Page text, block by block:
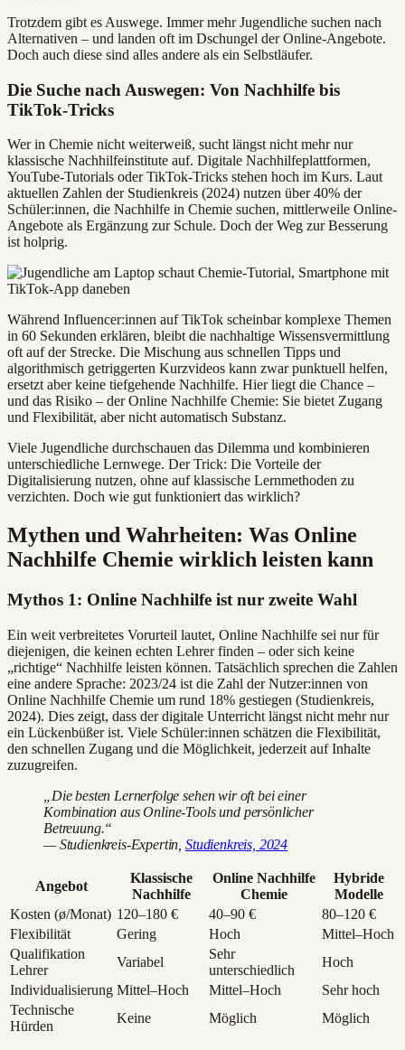
Trotzdem gibt es Auswege. Immer mehr Jugendliche suchen nach
Alternativen – und landen oft im Dschungel der Online-Angebote.
Doch auch diese sind alles andere als ein Selbstläufer.
Die Suche nach Auswegen: Von Nachhilfe bis
TikTok-Tricks
Wer in Chemie nicht weiterweiß, sucht längst nicht mehr nur
klassische Nachhilfeinstitute auf. Digitale Nachhilfeplattformen,
YouTube-Tutorials oder TikTok-Tricks stehen hoch im Kurs. Laut
aktuellen Zahlen der Studienkreis (2024) nutzen über 40% der
Schüler:innen, die Nachhilfe in Chemie suchen, mittlerweile Online-
Angebote als Ergänzung zur Schule. Doch der Weg zur Besserung
ist holprig.
Während Influencer:innen auf TikTok scheinbar komplexe Themen
in 60 Sekunden erklären, bleibt die nachhaltige Wissensvermittlung
oft auf der Strecke. Die Mischung aus schnellen Tipps und
algorithmisch getriggerten Kurzvideos kann zwar punktuell helfen,
ersetzt aber keine tiefgehende Nachhilfe. Hier liegt die Chance –
und das Risiko – der Online Nachhilfe Chemie: Sie bietet Zugang
und Flexibilität, aber nicht automatisch Substanz.
Viele Jugendliche durchschauen das Dilemma und kombinieren
unterschiedliche Lernwege. Der Trick: Die Vorteile der
Digitalisierung nutzen, ohne auf klassische Lernmethoden zu
verzichten. Doch wie gut funktioniert das wirklich?
Mythen und Wahrheiten: Was Online
Nachhilfe Chemie wirklich leisten kann
Mythos 1: Online Nachhilfe ist nur zweite Wahl
Ein weit verbreitetes Vorurteil lautet, Online Nachhilfe sei nur für
diejenigen, die keinen echten Lehrer finden – oder sich keine
„richtige“ Nachhilfe leisten können. Tatsächlich sprechen die Zahlen
eine andere Sprache: 2023/24 ist die Zahl der Nutzer:innen von
Online Nachhilfe Chemie um rund 18% gestiegen (Studienkreis,
2024). Dies zeigt, dass der digitale Unterricht längst nicht mehr nur
ein Lückenbüßer ist. Viele Schüler:innen schätzen die Flexibilität,
den schnellen Zugang und die Möglichkeit, jederzeit auf Inhalte
zuzugreifen.
„Die besten Lernerfolge sehen wir oft bei einer
Kombination aus Online-Tools und persönlicher
Betreuung.“
— Studienkreis-Expertin, Studienkreis, 2024
Angebot
Klassische
Nachhilfe
Online Nachhilfe
Chemie
Hybride
Modelle
Kosten (ø/Monat) 120–180 € 40–90 €
80–120 €
Flexibilität
Gering Hoch
Mittel–Hoch
Qualifikation
Lehrer
Variabel
Sehr
unterschiedlich
Hoch
Individualisierung Mittel–Hoch Mittel–Hoch
Sehr hoch
Technische
Hürden
Keine Möglich Möglich